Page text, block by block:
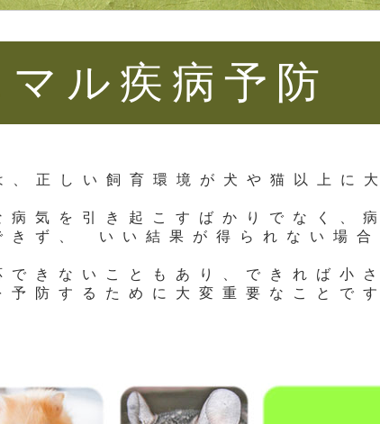
ル疾病予防
正しい飼育環境が犬や猫以上に
気を引き起こすばかりでなく、
きず、 いい結果が得られない場合
きないこともあり、できれば小
防するために大変重要なことで